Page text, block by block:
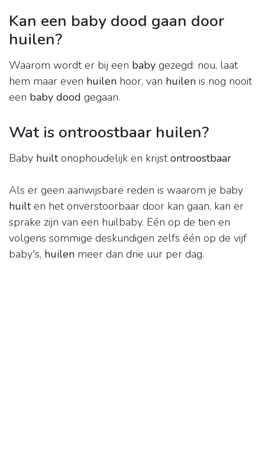
Kan een baby dood gaan door
huilen?
Waarom wordt er bij een baby gezegd: nou, laat
hem maar even huilen hoor, van huilen is nog nooit
een baby dood gegaan.
Wat is ontroostbaar huilen?
Baby huiltonophoudelijk en krijstontroostbaar
Als er geen aanwijsbare reden is waarom je baby
huilten het onverstoorbaar door kan gaan, kan er
sprake zijn van een huilbaby. Eén op de tien en
volgens sommige deskundigen zelfs één op de vijf
baby's, huilen meer dan drie uur per dag.